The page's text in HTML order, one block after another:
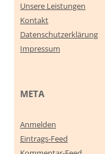
Unsere Leistungen
Kontakt
Datenschutzerklärung
Impressum
META
Anmelden
Eintrags-Feed